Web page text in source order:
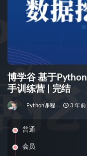
博学谷 基于
手训练营 | 完结
Python课程 3 年前
普通
会员